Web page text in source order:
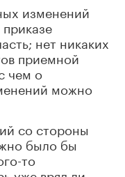
изменений
нет никаких
приемной
чем о
можно
со стороны
было бы
то